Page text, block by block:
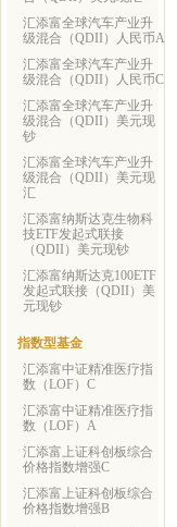
汇添富全球汽车产业升
级混合（QDII）人民币A
汇添富全球汽车产业升
级混合（QDII）人民币C
汇添富全球汽车产业升
级混合（QDII）美元现
钞
汇添富全球汽车产业升
级混合（QDII）美元现
汇
汇添富纳斯达克生物科
技ETF发起式联接
（QDII）美元现钞
汇添富纳斯达克100ETF
发起式联接（QDII）美
元现钞
指数型基金
汇添富中证精准医疗指
数（LOF）C
汇添富中证精准医疗指
数（LOF）A
汇添富上证科创板综合
价格指数增强C
汇添富上证科创板综合
价格指数增强B